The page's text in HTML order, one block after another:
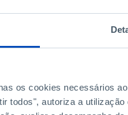
os cookies necessários
todos", autoriza a